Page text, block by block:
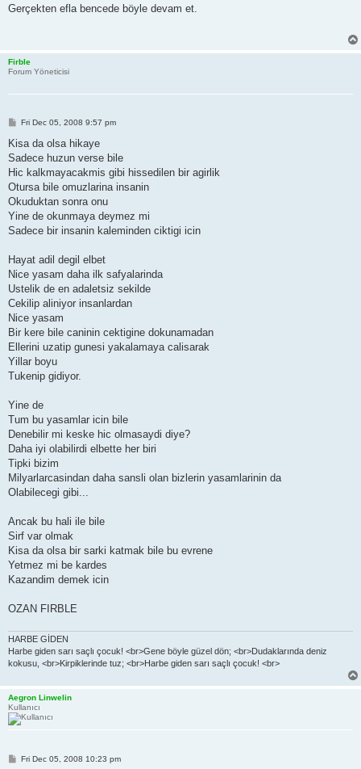
s
Gerçekten efla bencede böyle devam et.
Firble
Forum Yöneticisi
P
s
Fri Dec 05, 2008 9:57 pm
Kisa da olsa hikaye
Sadece huzun verse bile
Hic kalkmayacakmis gibi hissedilen bir agirlik
Otursa bile omuzlarina insanin
Okuduktan sonra onu
Yine de okunmaya deymez mi
Sadece bir insanin kaleminden ciktigi icin
Hayat adil degil elbet
Nice yasam daha ilk safyalarinda
Ustelik de en adaletsiz sekilde
Cekilip aliniyor insanlardan
Nice yasam
Bir kere bile caninin cektigine dokunamadan
Ellerini uzatip gunesi yakalamaya calisarak
Yillar boyu
Tukenip gidiyor.
Yine de
Tum bu yasamlar icin bile
Denebilir mi keske hic olmasaydi diye?
Daha iyi olabilirdi elbette her biri
Tipki bizim
Milyarlarcasindan daha sansli olan bizlerin yasamlarinin da
Olabilecegi gibi...
Ancak bu hali ile bile
Sirf var olmak
Kisa da olsa bir sarki katmak bile bu evrene
Yetmez mi be kardes
Kazandim demek icin
OZAN FIRBLE
HARBE GİDEN
Harbe giden sarı saçlı çocuk! <br>Gene böyle güzel dön; <br>Dudaklarında deniz
kokusu, <br>Kirpiklerinde tuz; <br>Harbe giden sarı saçlı çocuk! <br>
Aegron Linwelin
Kullanıcı
PFri Dec 05, 2008 10:23 pm